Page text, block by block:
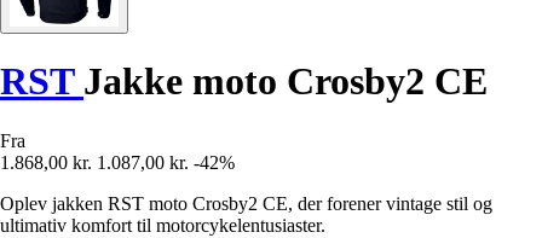
RST Jakke moto Crosby2 CE
Fra
1.868,00 kr. 1.087,00 kr. -42%
Oplev jakken RST moto Crosby2 CE, der forener vintage stil og
ultimativ komfort til motorcykelentusiaster.